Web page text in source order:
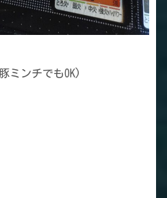
ンチでもOK)